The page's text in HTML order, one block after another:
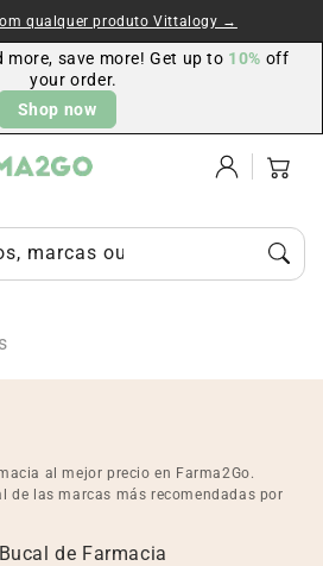
qualquer produto Vittalogy →
more, save more! Get up to 10% off
your order.
Shop now
Iniciar
sesión
Carrito
marcas ou categorias…
al mejor precio en Farma2Go.
de las marcas más recomendadas por
de Farmacia